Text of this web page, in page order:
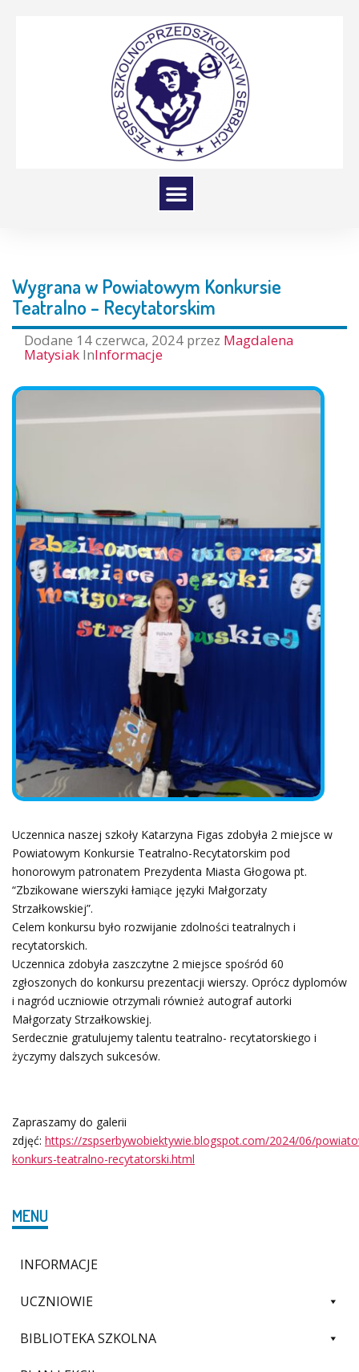
Wygrana w Powiatowym Konkursie
Teatralno – Recytatorskim
Dodane 14 czerwca, 2024 przez Magdalena
Matysiak InInformacje
Uczennica naszej szkoły Katarzyna Figas zdobyła 2 miejsce w
Powiatowym Konkursie Teatralno-Recytatorskim pod
honorowym patronatem Prezydenta Miasta Głogowa pt.
“Zbzikowane wierszyki łamiące języki Małgorzaty
Strzałkowskiej”.
Celem konkursu było rozwijanie zdolności teatralnych i
recytatorskich.
Uczennica zdobyła zaszczytne 2 miejsce spośród 60
zgłoszonych do konkursu prezentacji wierszy. Oprócz dyplomów
i nagród uczniowie otrzymali również autograf autorki
Małgorzaty Strzałkowskiej.
Serdecznie gratulujemy talentu teatralno- recytatorskiego i
życzymy dalszych sukcesów.
Zapraszamy do galerii
zdjęć: https://zspserbywobiektywie.blogspot.com/2024/06/
konkurs-teatralno-recytatorski.html
MENU
INFORMACJE
UCZNIOWIE
BIBLIOTEKA SZKOLNA